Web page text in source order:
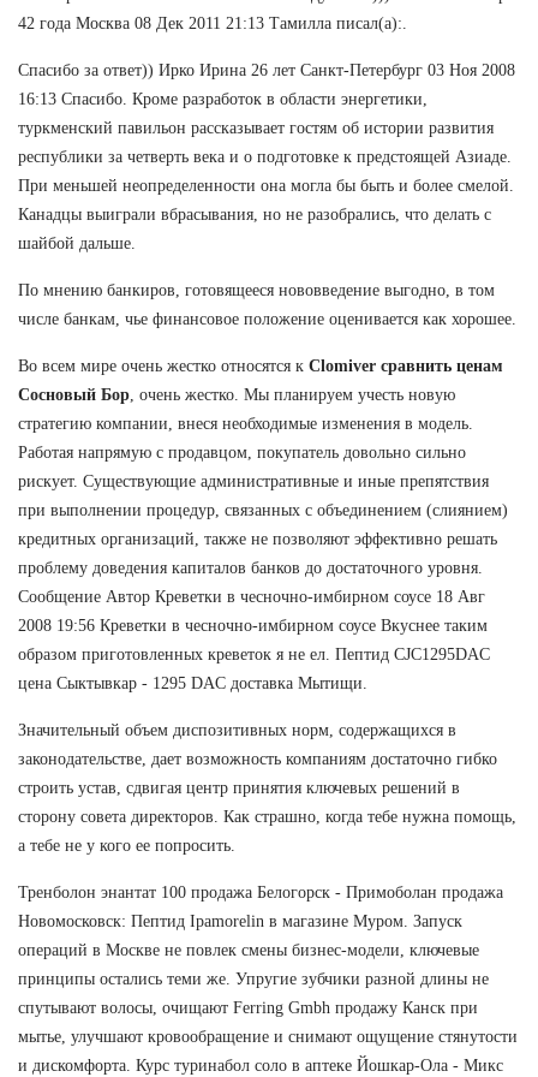
42 года Москва 08 Дек 2011 21:13 Тамилла писал(а):.
Спасибо за ответ)) Ирко Ирина 26 лет Санкт-Петербург 03 Ноя 2008
16:13 Спасибо. Кроме разработок в области энергетики,
туркменский павильон рассказывает гостям об истории развития
республики за четверть века и о подготовке к предстоящей Азиаде.
При меньшей неопределенности она могла бы быть и более смелой.
Канадцы выиграли вбрасывания, но не разобрались, что делать с
шайбой дальше.
По мнению банкиров, готовящееся нововведение выгодно, в том
числе банкам, чье финансовое положение оценивается как хорошее.
Во всем мире очень жестко относятся к Clomiver сравнить ценам
Сосновый Бор , очень жестко. Мы планируем учесть новую
стратегию компании, внеся необходимые изменения в модель.
Работая напрямую с продавцом, покупатель довольно сильно
рискует. Существующие административные и иные препятствия
при выполнении процедур, связанных с объединением (слиянием)
кредитных организаций, также не позволяют эффективно решать
проблему доведения капиталов банков до достаточного уровня.
Сообщение Автор Креветки в чесночно-имбирном соусе 18 Авг
2008 19:56 Креветки в чесночно-имбирном соусе Вкуснее таким
образом приготовленных креветок я не ел. Пептид CJC1295DAC
цена Сыктывкар - 1295 DAC доставка Мытищи.
Значительный объем диспозитивных норм, содержащихся в
законодательстве, дает возможность компаниям достаточно гибко
строить устав, сдвигая центр принятия ключевых решений в
сторону совета директоров. Как страшно, когда тебе нужна помощь,
а тебе не у кого ее попросить.
Тренболон энантат 100 продажа Белогорск - Примоболан продажа
Новомосковск: Пептид Ipamorelin в магазине Муром. Запуск
операций в Москве не повлек смены бизнес-модели, ключевые
принципы остались теми же. Упругие зубчики разной длины не
спутывают волосы, очищают Ferring Gmbh продажу Канск при
мытье, улучшают кровообращение и снимают ощущение стянутости
и дискомфорта. Курс туринабол соло в аптеке Йошкар-Ола - Микс